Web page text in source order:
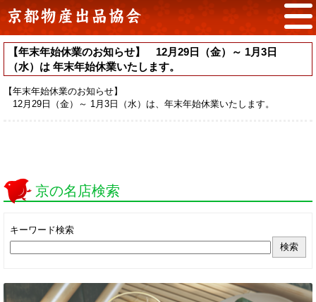
【年末年始休業のお知らせ】 12月29日（金）～ 1月3日
（水）は 年末年始休業いたします。
【年末年始休業のお知らせ】
12月29日（金）～ 1月3日（水）は、年末年始休業いたします。
京の名店検索
キーワード検索